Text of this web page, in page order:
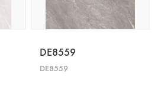
DE8559
DE8559